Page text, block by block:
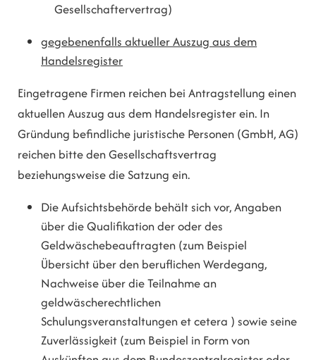
Gesellschaftervertrag)
gegebenenfalls aktueller Auszug aus dem
Handelsregister
Eingetragene Firmen reichen bei Antragstellung einen
aktuellen Auszug aus dem Handelsregister ein. In
Gründung befindliche juristische Personen (GmbH, AG)
reichen bitte den Gesellschaftsvertrag
beziehungsweise die Satzung ein.
Die Aufsichtsbehörde behält sich vor, Angaben
über die Qualifikation der oder des
Geldwäschebeauftragten (zum Beispiel
Übersicht über den beruflichen Werdegang,
Nachweise über die Teilnahme an
geldwäscherechtlichen
Schulungsveranstaltungen et cetera ) sowie seine
Zuverlässigkeit (zum Beispiel in Form von